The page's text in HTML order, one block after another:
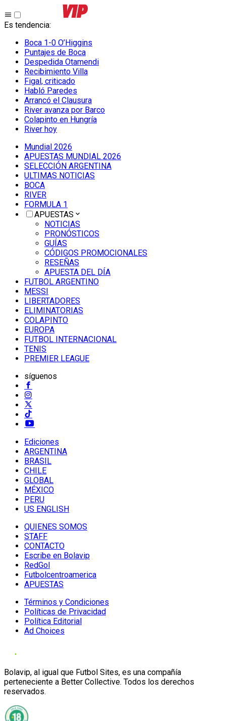
Es tendencia:
Boca 1-0 O’Higgins
Puntajes de Boca
Despedida Otamendi
Recibimiento Villa
Figal, criticado
Habló Paredes
Arrancó el Clausura
River avanza por Barco
Colapinto en Hungría
River hoy
Mundial 2026
APUESTAS MUNDIAL 2026
SELECCIÓN ARGENTINA
ULTIMAS NOTICIAS
BOCA
RIVER
FORMULA 1
APUESTAS
NOTICIAS
PRONÓSTICOS
GUÍAS
CÓDIGOS PROMOCIONALES
RESEÑAS
APUESTA DEL DÍA
FUTBOL ARGENTINO
MESSI
LIBERTADORES
ELIMINATORIAS
COLAPINTO
EUROPA
FUTBOL INTERNACIONAL
TENIS
PREMIER LEAGUE
síguenos
Ediciones
ARGENTINA
BRASIL
CHILE
GLOBAL
MÉXICO
PERU
US ENGLISH
QUIENES SOMOS
STAFF
CONTACTO
Escribe en Bolavip
RedGol
Futbolcentroamerica
APUESTAS
Términos y Condiciones
Políticas de Privacidad
Política Editorial
Ad Choices
Bolavip, al igual que Futbol Sites, es una compañía
perteneciente a Better Collective. Todos los derechos
reservados.